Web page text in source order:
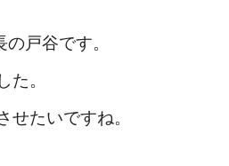
戸谷です。
た。
せたいですね。